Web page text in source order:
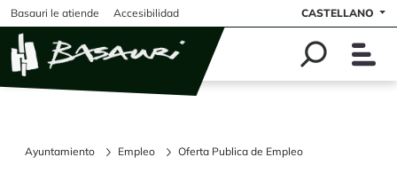
Pasar al contenido principal
Basauri le atiende Accesibilidad CASTELLANO
Ayuntamiento Empleo Oferta Publica de Empleo